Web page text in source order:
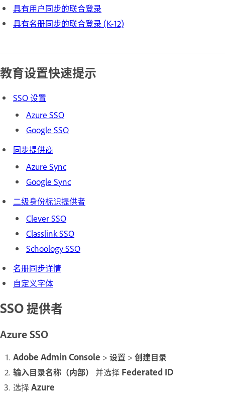
具有用户同步的联合登录
具有名册同步的联合登录 (K-12)
教育设置快速提示
SSO 设置
Azure SSO
Google SSO
同步提供商
Azure Sync
Google Sync
二级身份标识提供者
Clever SSO
Classlink SSO
Schoology SSO
名册同步详情
自定义字体
SSO 提供者
Azure SSO
Adobe Admin Console > 设置 > 创建目录
输入目录名称（内部）
并选择 Federated ID
选择Azure